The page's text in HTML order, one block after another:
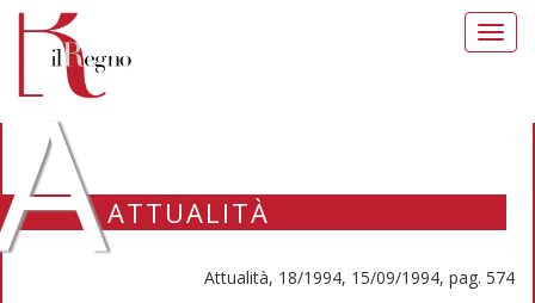
ATTUALITÀ
Attualità, 18/1994, 15/09/1994, pag. 574